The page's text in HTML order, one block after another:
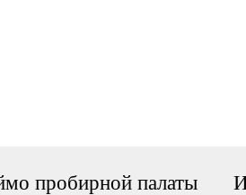
пробирной палаты